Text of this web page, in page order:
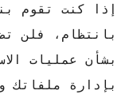
إذا كنت تقوم
بانتظام، فلن
بشأن عمليات
بإدارة ملفاتك